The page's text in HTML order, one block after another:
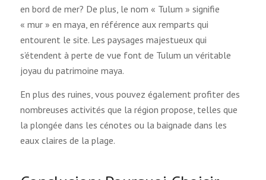
en bord de mer? De plus, le nom « Tulum » signifie
« mur » en maya, en référence aux remparts qui
entourent le site. Les paysages majestueux qui
s’étendent à perte de vue font de Tulum un véritable
joyau du patrimoine maya.
En plus des ruines, vous pouvez également profiter des
nombreuses activités que la région propose, telles que
la plongée dans les cénotes ou la baignade dans les
eaux claires de la plage.